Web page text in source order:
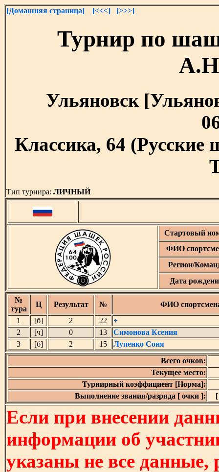
[Домашняя страница] [<<<] [>>>]
Турнир по
Ульяновск
Классика, 64
Тип турнира: ЛИЧНЫЙ
Стартовый
ФИО
Регион/
Дата
№
тура
Ц Результат №
ФИО
1
[б] 2 22
+
2
[ч] 0 13
Симонова Ксения
3
[б] 2 15
Лупенко Соня
Всего очков:
Текущее место:
Турнирный коэффициент [Норма]:
Выполнение звания/разряда [ очки ]:
Если при внесении
информации об
указаны не все